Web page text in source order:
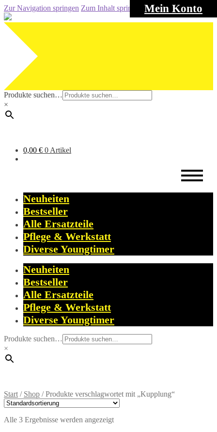
Mein Konto
Zur Navigation springen Zum Inhalt springen
Produkte suchen…
×
0,00 € 0 Artikel
Neuheiten
Bestseller
Alle Ersatzteile
Pflege & Werkstatt
Diverse Youngtimer
Neuheiten
Bestseller
Alle Ersatzteile
Pflege & Werkstatt
Diverse Youngtimer
Produkte suchen…
×
Start / Shop /Produkte verschlagwortet mit „Kupplung“
Alle 3 Ergebnisse werden angezeigt